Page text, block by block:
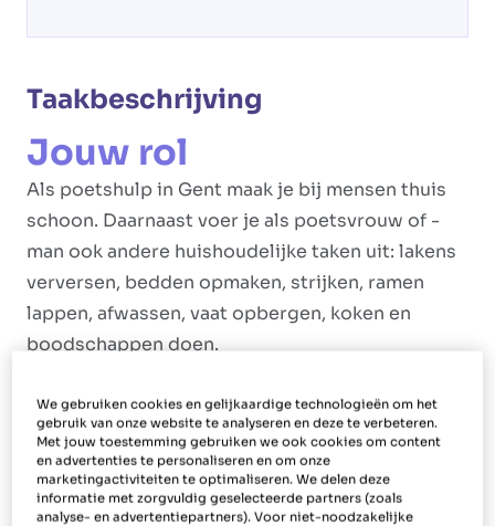
Taakbeschrijving
Jouw rol
Als poetshulp in Gent maak je bij mensen thuis
schoon. Daarnaast voer je als poetsvrouw of -
man ook andere huishoudelijke taken uit: lakens
verversen, bedden opmaken, strijken, ramen
lappen, afwassen, vaat opbergen, koken en
boodschappen doen.
Ons aanbod
Bij Het Poetsbureau gaan we altijd voorshiny en
happy collega's. Dit vertaalt zich in de manier
waarop we jou als poetshulp verlonen en
We gebruiken cookies en gelijkaardige technologieën om het
gebruik van onze website te analyseren en deze te verbeteren.
Met jouw toestemming gebruiken we ook cookies om content
en advertenties te personaliseren en om onze
marketingactiviteiten te optimaliseren. We delen deze
informatie met zorgvuldig geselecteerde partners (zoals
analyse- en advertentiepartners). Voor niet-noodzakelijke